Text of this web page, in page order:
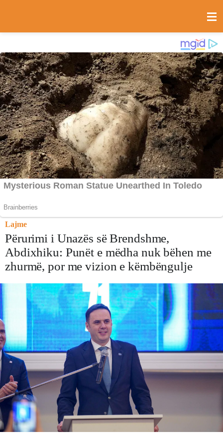
Lajme
Përurimi i Unazës së Brendshme,
Abdixhiku: Punët e mëdha nuk bëhen me
zhurmë, por me vizion e këmbëngulje